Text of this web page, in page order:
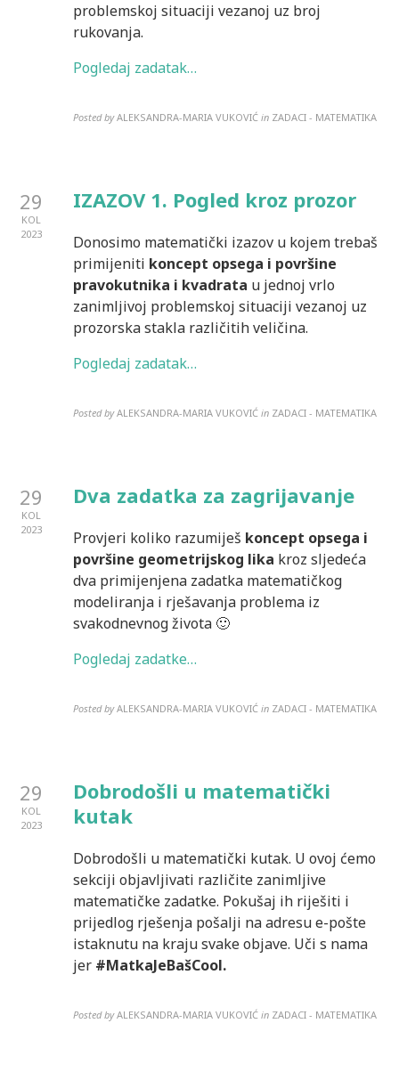
problemskoj situaciji vezanoj uz broj
rukovanja.
Pogledaj zadatak…
Posted by ALEKSANDRA-MARIA VUKOVIĆ in ZADACI - MATEMATIKA
29
KOL
2023
IZAZOV 1. Pogled kroz prozor
Donosimo matematički izazov u kojem trebaš
primijeniti koncept opsega i površine
pravokutnika i kvadrata u jednoj vrlo
zanimljivoj problemskoj situaciji vezanoj uz
prozorska stakla različitih veličina.
Pogledaj zadatak…
Posted by ALEKSANDRA-MARIA VUKOVIĆ in ZADACI - MATEMATIKA
29
KOL
2023
Dva zadatka za zagrijavanje
Provjeri koliko razumiješ koncept opsega i
površine geometrijskog lika kroz sljedeća
dva primijenjena zadatka matematičkog
modeliranja i rješavanja problema iz
svakodnevnog života 🙂
Pogledaj zadatke…
Posted by ALEKSANDRA-MARIA VUKOVIĆ in ZADACI - MATEMATIKA
29
KOL
2023
Dobrodošli u matematički
kutak
Dobrodošli u matematički kutak. U ovoj ćemo
sekciji objavljivati različite zanimljive
matematičke zadatke. Pokušaj ih riješiti i
prijedlog rješenja pošalji na adresu e-pošte
istaknutu na kraju svake objave. Uči s nama
jer #MatkaJeBašCool.
Posted by ALEKSANDRA-MARIA VUKOVIĆ in ZADACI - MATEMATIKA